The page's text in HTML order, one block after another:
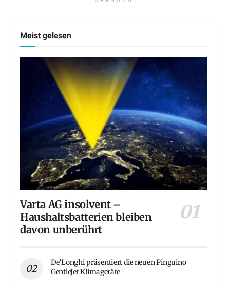
Meist gelesen
Varta AG insolvent –
Haushaltsbatterien bleiben
davon unberührt
De’Longhi präsentiert die neuen Pinguino
GentleJet Klimageräte